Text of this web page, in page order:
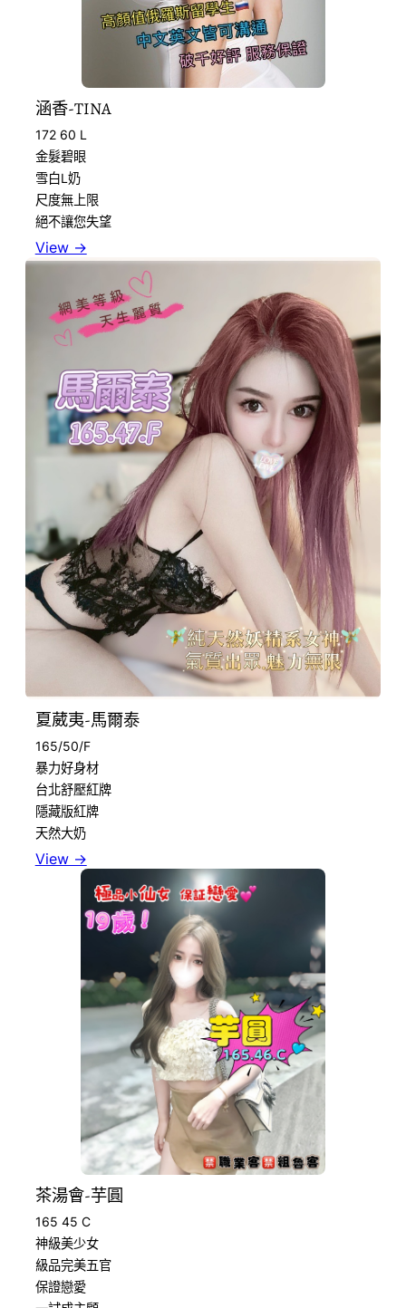
涵香-TINA
172 60 L
金髮碧眼
雪白L奶
尺度無上限
絕不讓您失望
View →
夏葳夷-馬爾泰
165/50/F
暴力好身材
台北舒壓紅牌
隱藏版紅牌
天然大奶
View →
茶湯會-芋圓
165 45 C
神級美少女
級品完美五官
保證戀愛